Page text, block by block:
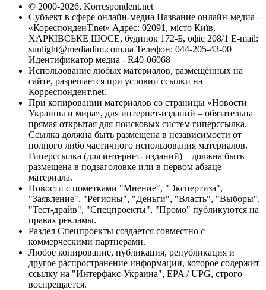
© 2000-2026, Korrespondent.net
Субъект в сфере онлайн-медиа Название онлайн-медиа -
«КореспонденТ.net» Адрес: 02091, місто Київ,
ХАРКІВСЬКЕ ШОСЕ, будинок 172-Б, офіс 208/1 E-mail:
sunlight@mediadim.com.ua Телефон: 044-205-43-00
Идентификатор медиа - R40-06068
Использование любых материалов, размещённых на
сайте, разрешается при условии ссылки на
Корреспондент.net.
При копировании материалов со страницы «Новости
Украины и мира», для интернет-изданий – обязательна
прямая открытая для поисковых систем гиперссылка.
Ссылка должна быть размещена в независимости от
полного либо частичного использования материалов.
Гиперссылка (для интернет- изданий) – должна быть
размещена в подзаголовке или в первом абзаце
материала.
Новости с пометками "Мнение", "Экспертиза",
"Заявление", "Регионы", "Деньги", "Власть", "Выборы",
"Тест-драйв", "Спецпроекты", "Промо" публикуются на
правах рекламы.
Раздел Спецпроекты создается совместно с
коммерческими партнерами.
Любое копирование, публикация, републикация и
другое распространение информации, которое содержит
ссылку на "Интерфакс-Украина", EPA / UPG, строго
воспрещается.